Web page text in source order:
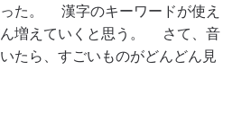
た。 漢字のキーワードが使え
ん増えていくと思う。 さて、音
たら、すごいものがどんどん見